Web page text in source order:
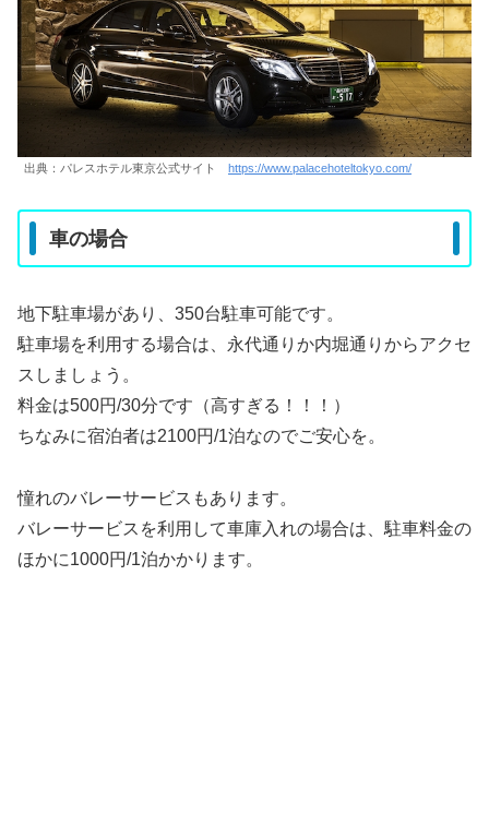
出典：パレスホテル東京公式サイト https://www.palacehoteltokyo.com/
車の場合
地下駐車場があり、350台駐車可能です。
駐車場を利用する場合は、永代通りか内堀通りからアクセ
スしましょう。
料金は500円/30分です（高すぎる！！！）
ちなみに宿泊者は2100円/1泊なのでご安心を。
憧れのバレーサービスもあります。
バレーサービスを利用して車庫入れの場合は、駐車料金の
ほかに1000円/1泊かかります。